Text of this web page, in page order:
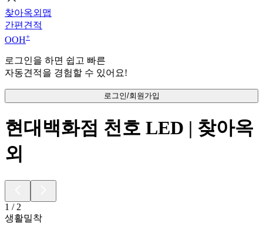
찾아옥외맵
간편견적
OOH+
로그인을 하면 쉽고 빠른
자동견적을 경험할 수 있어요!
로그인/회원가입
현대백화점 천호 LED | 찾아옥
외
1 / 2
생활밀착